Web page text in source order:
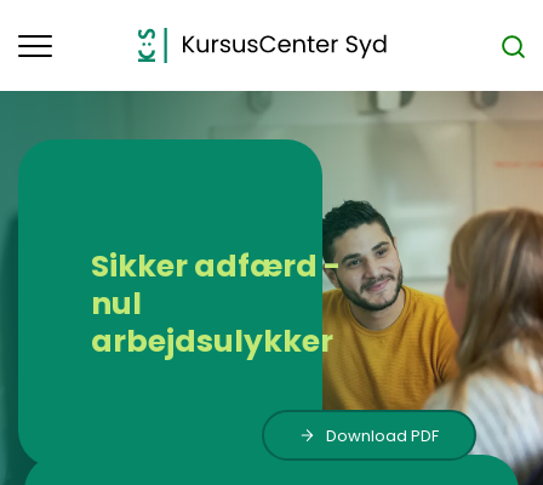
Toggle
Sikker adfærd -
nul
arbejdsulykker
Download PDF